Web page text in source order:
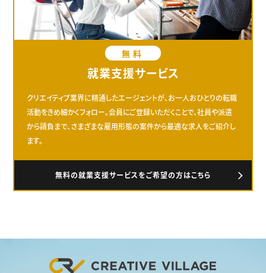
無料
就業支援サービス
クリエイティブ業界に精通したエージェントが、お一人おひとりの転職
活動をきめ細かくフォロー。会員にご登録いただくことで、社員や派遣
から請負まで、さまざまな雇用形態の案件から最適な求人をご紹介し
ます。
無料の就業支援サービスをご希望の方はこちら